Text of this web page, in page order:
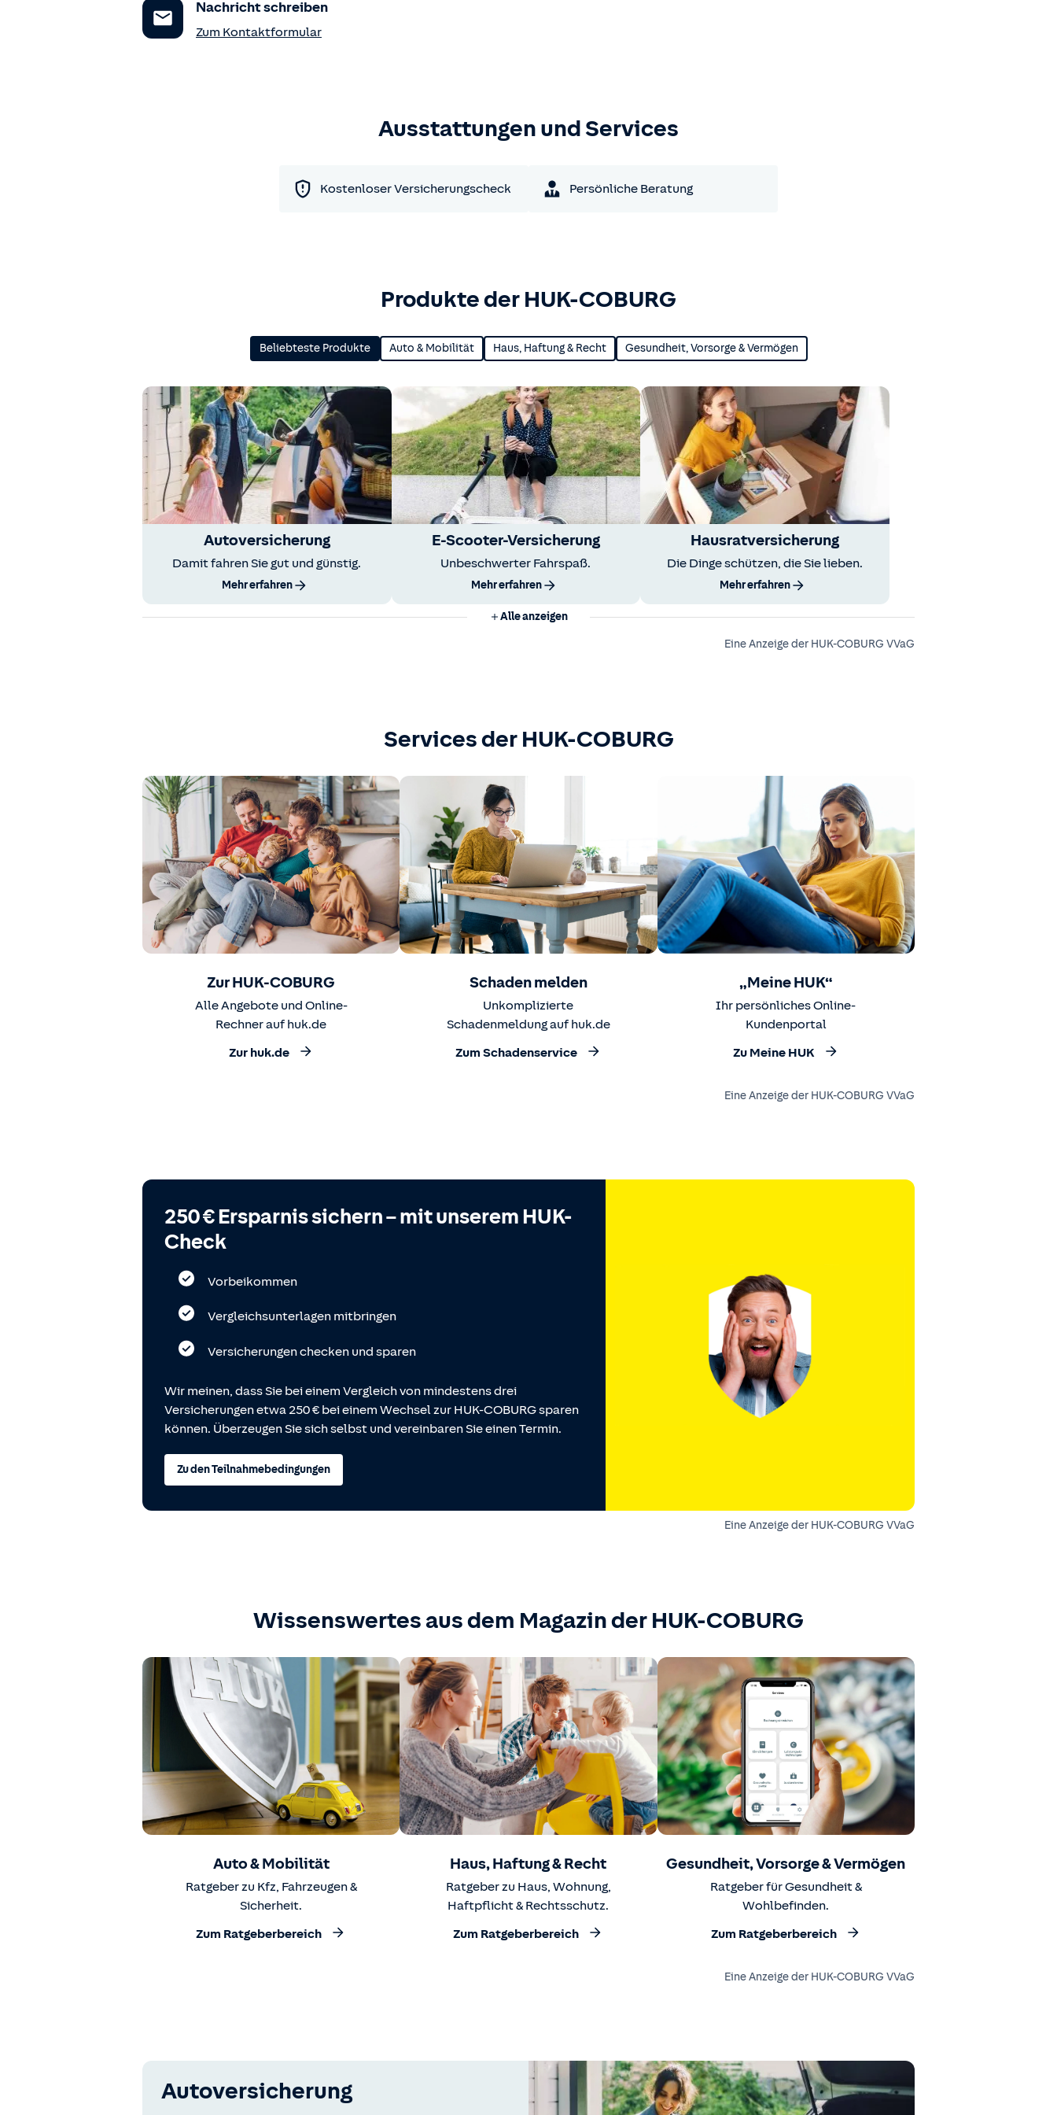
Nachricht schreiben
Zum Kontaktformular
Ausstattungen und Services
Kostenloser Versicherungscheck Persönliche Beratung
Produkte der HUK-COBURG
Beliebteste Produkte Auto & Mobilität Haus, Haftung & Recht Gesundheit, Vorsorge & Vermögen
Autoversicherung
Damit fahren Sie gut und günstig.
Mehr erfahren
E-Scooter-Versicherung
Unbeschwerter Fahrspaß.
Mehr erfahren
Hausratversicherung
Die Dinge schützen, die Sie lieben.
Mehr erfahren
Alle anzeigen
Eine Anzeige der HUK-COBURG VVaG
Services der HUK-COBURG
Zur HUK-COBURG
Alle Angebote und Online-
Rechner auf huk.de
Zur huk.de
Schaden melden
Unkomplizierte
Schadenmeldung auf huk.de
Zum Schadenservice
„Meine HUK“
Ihr persönliches Online-
Kundenportal
Zu Meine HUK
Eine Anzeige der HUK-COBURG VVaG
250 € Ersparnis sichern – mit unserem HUK-
Check
Vorbeikommen
Vergleichsunterlagen mitbringen
Versicherungen checken und sparen
Wir meinen, dass Sie bei einem Vergleich von mindestens drei
Versicherungen etwa 250 € bei einem Wechsel zur HUK-COBURG sparen
können. Überzeugen Sie sich selbst und vereinbaren Sie einen Termin.
Zu den Teilnahmebedingungen
Eine Anzeige der HUK-COBURG VVaG
Wissenswertes aus dem Magazin der HUK-COBURG
Auto & Mobilität
Ratgeber zu Kfz, Fahrzeugen &
Sicherheit.
Zum Ratgeberbereich
Haus, Haftung & Recht
Ratgeber zu Haus, Wohnung,
Haftpflicht & Rechtsschutz.
Zum Ratgeberbereich
Gesundheit, Vorsorge & Vermögen
Ratgeber für Gesundheit &
Wohlbefinden.
Zum Ratgeberbereich
Eine Anzeige der HUK-COBURG VVaG
Autoversicherung